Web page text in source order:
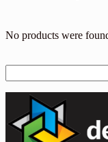
No products were